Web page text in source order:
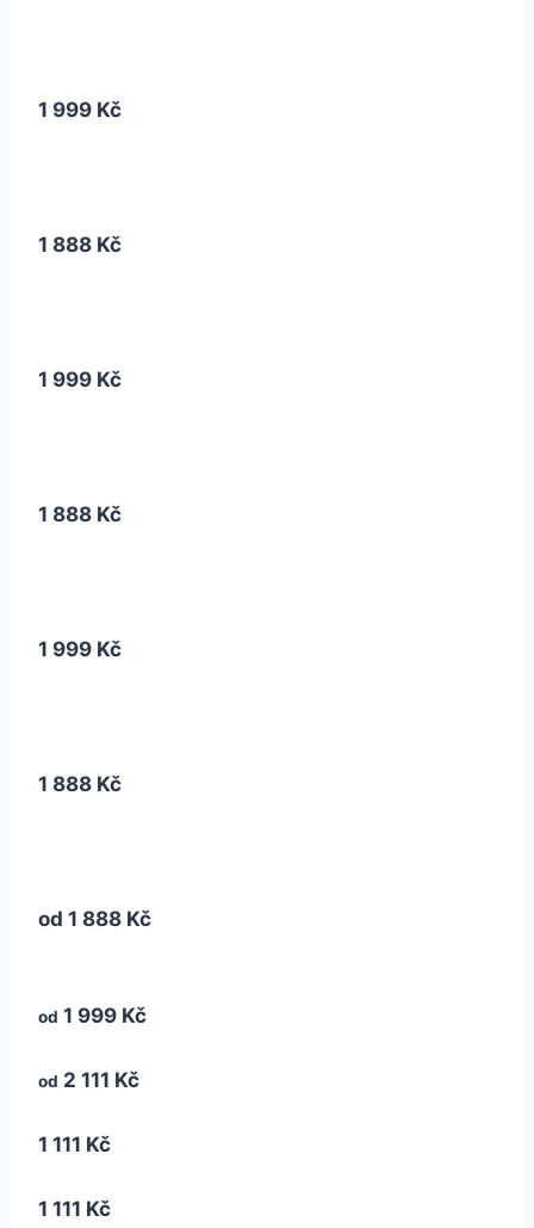
1 999 Kč
1 888 Kč
1 999 Kč
1 888 Kč
1 999 Kč
1 888 Kč
od 1 888 Kč
od 1 999 Kč
od 2 111 Kč
1 111 Kč
1 111 Kč